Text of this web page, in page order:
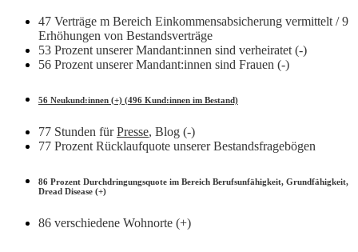
47 Verträge m Bereich Einkommensabsicherung vermittelt / 9
Erhöhungen von Bestandsverträge
53 Prozent unserer Mandant:innen sind verheiratet (-)
56 Prozent unserer Mandant:innen sind Frauen (-)
56 Neukund:innen (+) (496 Kund:innen im Bestand)
77 Stunden fürPresse, Blog (-)
77 Prozent Rücklaufquote unserer Bestandsfragebögen
86 Prozent Durchdringungsquote im Bereich Berufsunfähigkeit, Grundfähigkeit,
Dread Disease (+)
86 verschiedene Wohnorte (+)